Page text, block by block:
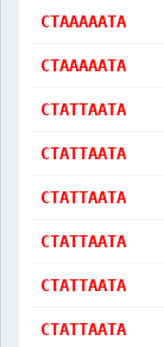
CTAAAAATA
CTAAAAATA
CTATTAATA
CTATTAATA
CTATTAATA
CTATTAATA
CTATTAATA
CTATTAATA